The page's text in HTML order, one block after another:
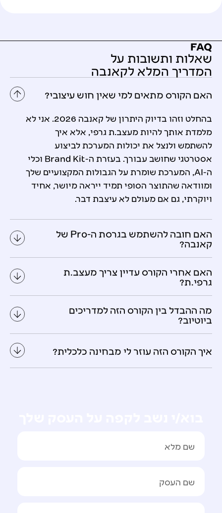
FAQ
שאלות ותשובות על
המדריך המלא לקאנבה
האם הקורס מתאים למי שאין חוש עיצובי?
בהחלט וזהו בדיוק היתרון של קאנבה 2026. אני לא
מלמדת אותך להיות מעצב.ת גרפי, אלא איך
להשתמש ולנצל את יכולות המערכת לביצוע
אסטרטגי שחושב עבורך. בעזרת ה-Brand Kit וכלי
ה-AI, המערכת שומרת על הגבולות המקצועיים שלך
ומוודאה שהתוצר הסופי תמיד ייראה מיושר, אחיד
ויוקרתי, גם אם מעולם לא עיצבת דבר.
האם חובה להשתמש בגרסת ה-Pro של
קאנבה?
האם אחרי הקורס עדיין צריך מעצב.ת
גרפי.ת?
מה ההבדל בין הקורס הזה למדריכים
ביוטיוב?
איך הקורס הזה עוזר לי מבחינה כלכלית?